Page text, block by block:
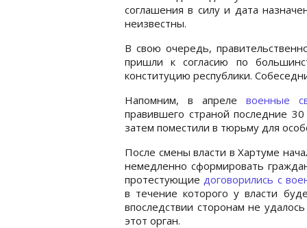
соглашения в силу и дата
неизвестны.
В свою очередь,
пришли к согласию по
конституцию республики.
Напомним, в апреле военные
правившего страной последние
затем поместили в тюрьму для
После смены власти в Хартуме
немедленно сформировать
протестующие договорились с
в течение которого у власти
впоследствии сторонам не
этот орган.